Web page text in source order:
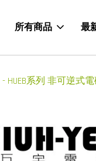
所有商品 最
- HUEB系列 非可逆式電